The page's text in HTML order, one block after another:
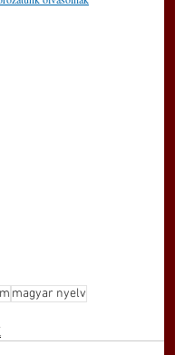
magyar nyelv